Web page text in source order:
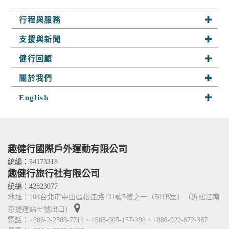
行程與服務
系列行程
半自助行
客製行程
山野小舖
山野學堂
支援與新聞
最新活動
山野快訊
參團須知
健行回顧
趣健行足跡
探險相簿
關於我們
關於趣健行
人才招募
TITO card 優惠卡
合作關係
English
Contact Us
趣健行國際戶外運動有限公司
統編：54173318
趣健行旅行社有限公司
統編：42823077
地址：104台北市中山區松江路131號5樓之一（501B室）（近松江南
京捷運站七號出口）
電話：+886-2-2503-7711、+886-905-157-398、+886-922-872-367